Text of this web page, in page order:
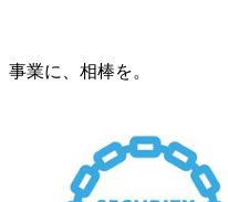
事業に、相棒を。